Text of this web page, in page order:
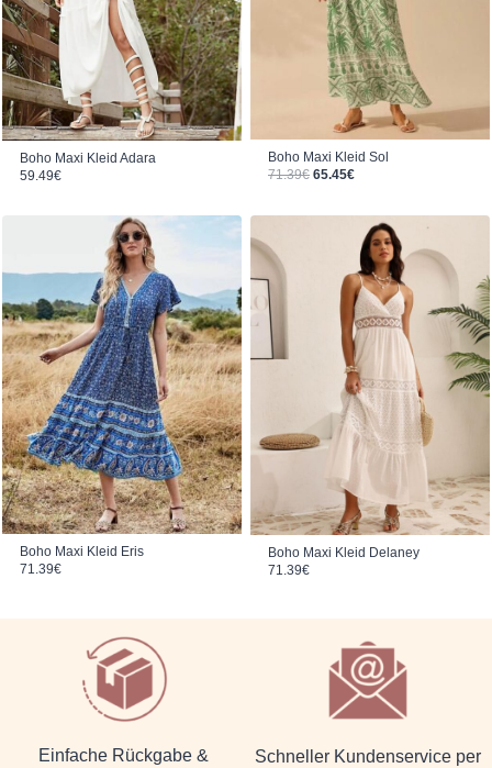
Boho Maxi Kleid Adara
59.49€
Boho Maxi Kleid Sol
71.39€ Ursprünglicher Preis war: 71.39€
65.45€Aktueller Preis ist: 65.45€.
Boho Maxi Kleid Eris
71.39€
Boho Maxi Kleid Delaney
71.39€
Einfache Rückgabe &
Schneller Kundenservice per